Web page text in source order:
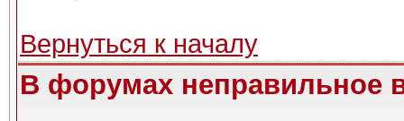
Вернуться к началу
В форумах неправильное